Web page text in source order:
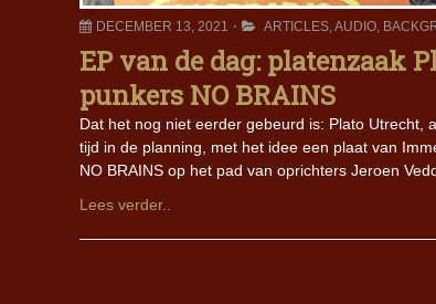
DECEMBER 13, 2021 ARTICLES,AUDIO,
EP van de dag: platenzaak
punkers NO BRAINS
Dat het nog niet eerder gebeurd is: Plato Utrecht,
tijd in de planning, met het idee een plaat van
NO BRAINS op het pad van oprichters Jeroen
Lees verder..